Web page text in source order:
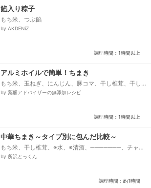
餡入り粽子
もち米、つぶ餡
by AKDENiZ
調理時間：1時間以上
アルミホイルで簡単！ちまき
もち米、玉ねぎ、にんじん、豚コマ、干し椎茸、干し
椎茸を戻す水、水、鰹節★、砂糖★、醤油★、料理
by 薬膳アドバイザーの無添加レシピ
調理時間：1時間以上
中華ちまき～タイプ別に包んだ比較～
もち米、干し椎茸、※水、※清酒、───────、チャー
シューブロック、ごま油、粗挽き黒コショウ、ハチミ
by 所沢とっくん
調理時間：約1時間